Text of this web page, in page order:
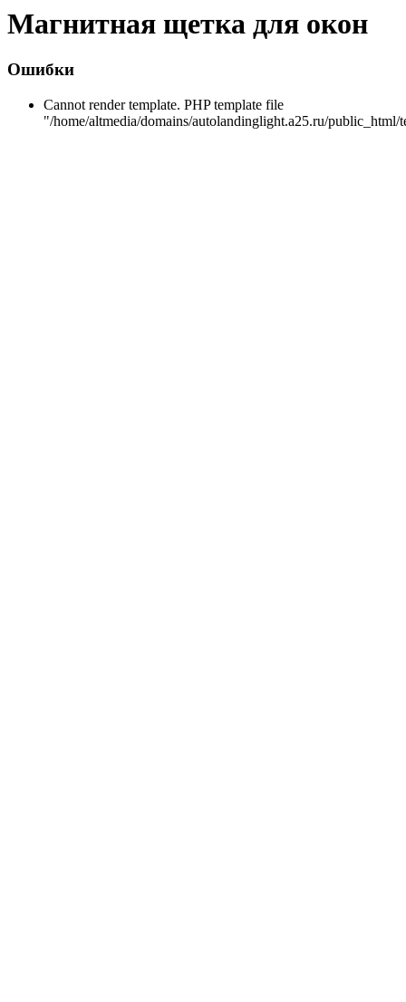
Магнитная щетка для окон
Ошибки
Cannot render template. PHP template file
"/home/altmedia/domains/autolandinglight.a25.ru/